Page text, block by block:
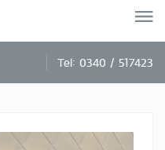
Tel: 0340 / 517423